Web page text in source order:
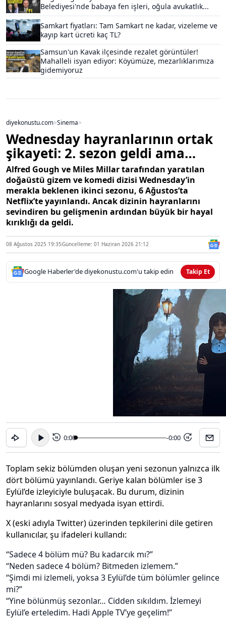
Belediyesi'nde babaya fen işleri, oğula avukatlık...
Samkart fiyatları: Tam Samkart ne kadar, vizeleme ve
kayıp kart ücreti kaç TL?
Samsun'un Kavak ilçesinde rezalet görüntüler!
Mahalleli isyan ediyor: Köyümüze, mezarlıklarımıza
gidemiyoruz
diyekonustu.com>Sinema>
Wednesday hayranlarının ortak
şikayeti: 2. sezon geldi ama…
Alfred Gough ve Miles Millar tarafından yaratılan
doğaüstü gizem ve komedi dizisi Wednesday’in
merakla beklenen ikinci sezonu, 6 Ağustos’ta
Netflix’te yayınlandı. Ancak dizinin hayranlarını
sevindiren bu gelişmenin ardından büyük bir hayal
kırıklığı da geldi.
08 Ağustos 2025 19:35Güncelleme: 01 Haziran 2026 21:12
Google Haberler'de diyekonustu.com'u takip edin Takip Et
15 0:00 -0:00 15
Toplam sekiz bölümden oluşan yeni sezonun yalnızca ilk
dört bölümü yayınlandı. Geriye kalan bölümler ise 3
Eylül’de izleyiciyle buluşacak. Bu durum, dizinin
hayranlarını sosyal medyada isyan ettirdi.
X (eski adıyla Twitter) üzerinden tepkilerini dile getiren
kullanıcılar, şu ifadeleri kullandı:
“Sadece 4 bölüm mü? Bu kadarcık mı?”
“Neden sadece 4 bölüm? Bitmeden izlemem.”
“Şimdi mi izlemeli, yoksa 3 Eylül’de tüm bölümler gelince
mi?”
“Yine bölünmüş sezonlar… Cidden sıkıldım. İzlemeyi
Eylül’e erteledim. Hadi Apple TV’ye geçelim!”